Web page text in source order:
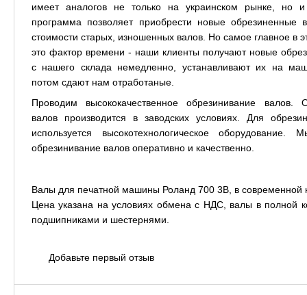
имеет аналогов не только на украинском рынке, но
программа позволяет приобрести новые обрезиненные
стоимости старых, изношенных валов. Но самое главное в
это фактор времени - наши клиенты получают новые
с нашего склада немедленно, устанавливают их на
потом сдают нам отработаные.
Проводим высококачественное обрезинивание валов.
валов производится в заводских условиях. Для
используется высокотехнологическое оборудование.
обрезинивание валов оперативно и качественно.
Валы для печатной машины Роланд 700 3В, в современной
Цена указана на условиях обмена с НДС, валы в полной
подшипниками и шестернями.
Добавьте первый отзыв